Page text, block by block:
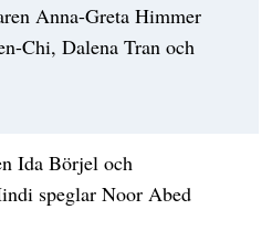
Anna-Greta Himmer
Chi, Dalena Tran och
Ida Börjel och
speglar Noor Abed